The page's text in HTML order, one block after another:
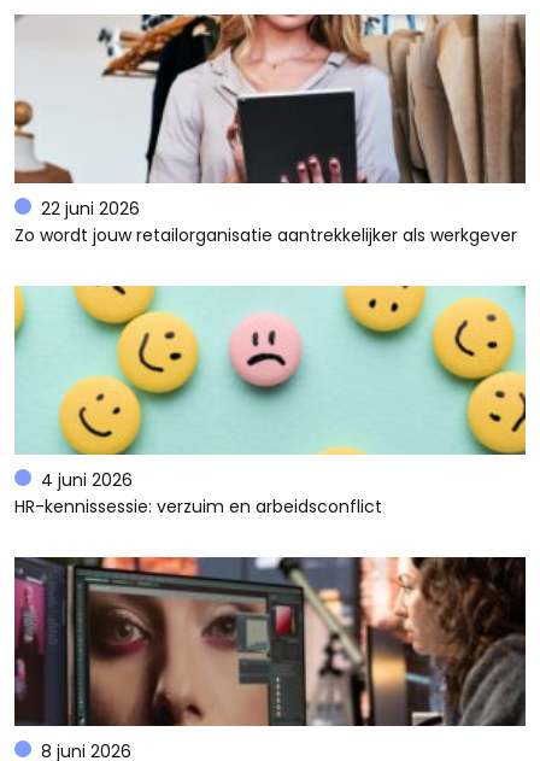
22 juni 2026
Zo wordt jouw retailorganisatie aantrekkelijker als werkgever
4 juni 2026
HR-kennissessie: verzuim en arbeidsconflict
8 juni 2026